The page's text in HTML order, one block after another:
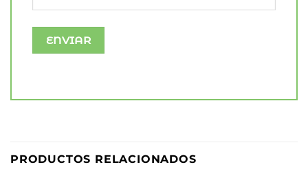
PRODUCTOS RELACIONADOS